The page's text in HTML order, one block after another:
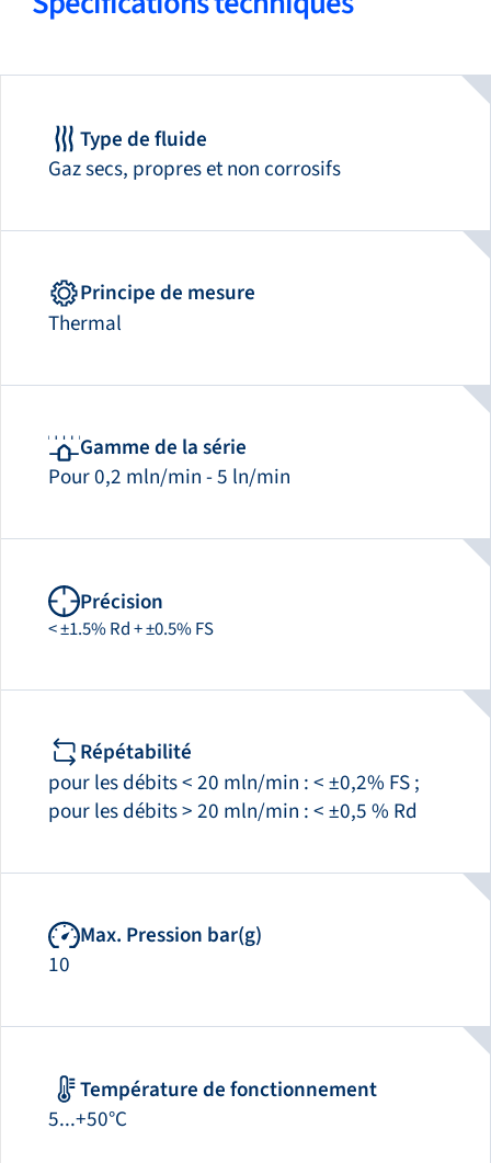
Type de fluide
Gaz secs, propres et non corrosifs
Principe de mesure
Thermal
Gamme de la série
Pour 0,2 mln/min - 5 ln/min
Précision
< ±1.5% Rd + ±0.5% FS
Répétabilité
pour les débits < 20 mln/min : < ±0,2% FS ;
pour les débits > 20 mln/min : < ±0,5 % Rd
Max. Pression bar(g)
10
Température de fonctionnement
5...+50°C